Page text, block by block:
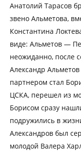
Анатолий Тарасов
звено Альметова,
Константина
виде: Альметов —
неожиданно, после
Александр
партнером стал
ЦСКА, перешел из
Борисом сразу
подружились в
Александров был
молодой Валера